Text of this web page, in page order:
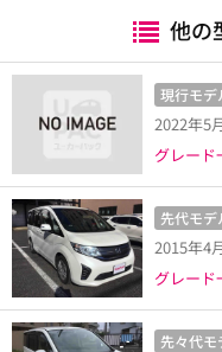
他の
現行モデ
2022年5
グレード
先代モデ
2015年4
グレード
先々代モ